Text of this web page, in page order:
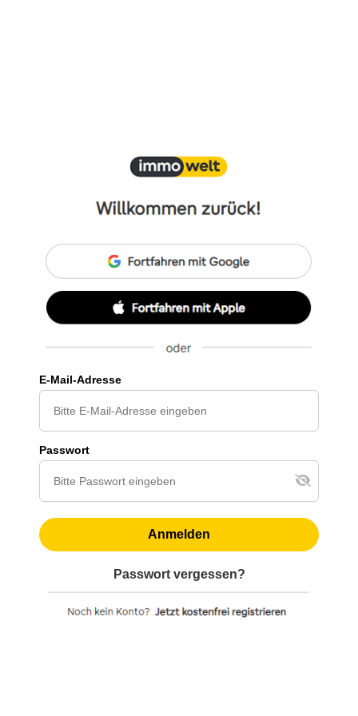
E-Mail-Adresse
Passwort
Anmelden
Passwort vergessen?